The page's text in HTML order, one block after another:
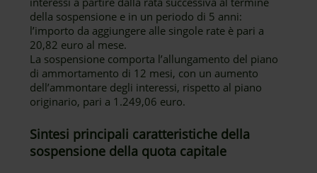
della sospensione e in un periodo di 5 anni:
l’importo da aggiungere alle singole rate è pari a
20,82 euro al mese.
La sospensione comporta l’allungamento del piano
di ammortamento di 12 mesi, con un aumento
dell’ammontare degli interessi, rispetto al piano
originario, pari a 1.249,06 euro.
Sintesi principali caratteristiche della
sospensione della quota capitale